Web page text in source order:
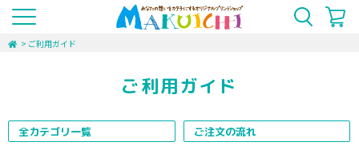
> ご利用ガイド
ご利用ガイド
全カテゴリ一覧 ご注文の流れ